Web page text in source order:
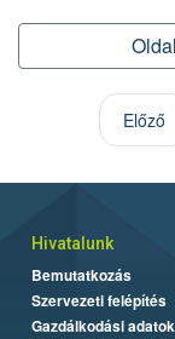
Előző
Hivatalunk
Bemutatkozás
Szervezeti felépítés
Gazdálkodási adatok